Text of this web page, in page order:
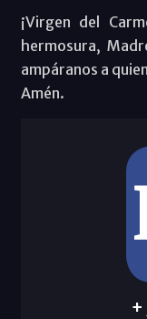
¡Virgen del
hermosura,
ampáranos a
Amén.